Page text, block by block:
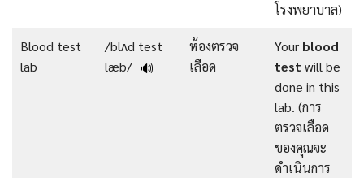
โรงพยาบาล)
Blood test
lab
/blʌd test
læb/ 🔊
ห้องตรวจ
เลือด
Your blood
test will be
done in this
lab. (การ
ตรวจเลือด
ของคุณจะ
ดำเนินการ